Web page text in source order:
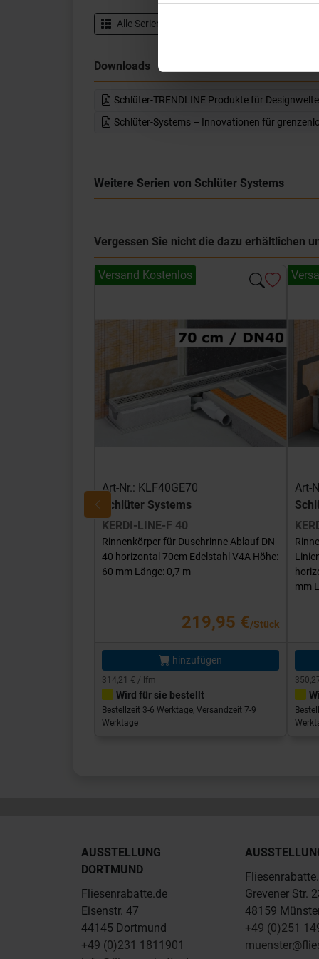
Alle Serien von
Downloads
Schlüter-TRENDLINE Produkte für
Schlüter-Systems – Innovationen für
Weitere Serien von Schlüter Systems
Vergessen Sie nicht die dazu erhältlichen
Versand Kostenlos
Art-Nr.: KLF40GE70
Schlüter Systems
KERDI-LINE-F 40
Rinnenkörper für Duschrinne Ablauf DN
40 horizontal 70cm Edelstahl V4A Höhe:
60 mm Länge: 0,7 m
219,95 €/Stück
hinzufügen
314,21 € / lfm
Wird für sie bestellt
Bestellzeit 3-6 Werktage, Versandzeit 7-9
Werktage
Art-
mm
AUSSTELLUNG
DORTMUND
Fliesenrabatte.de
Eisenstr. 47
44145 Dortmund
+49 (0)231 1811901
Grevener Str.
48159
+49 (0)251